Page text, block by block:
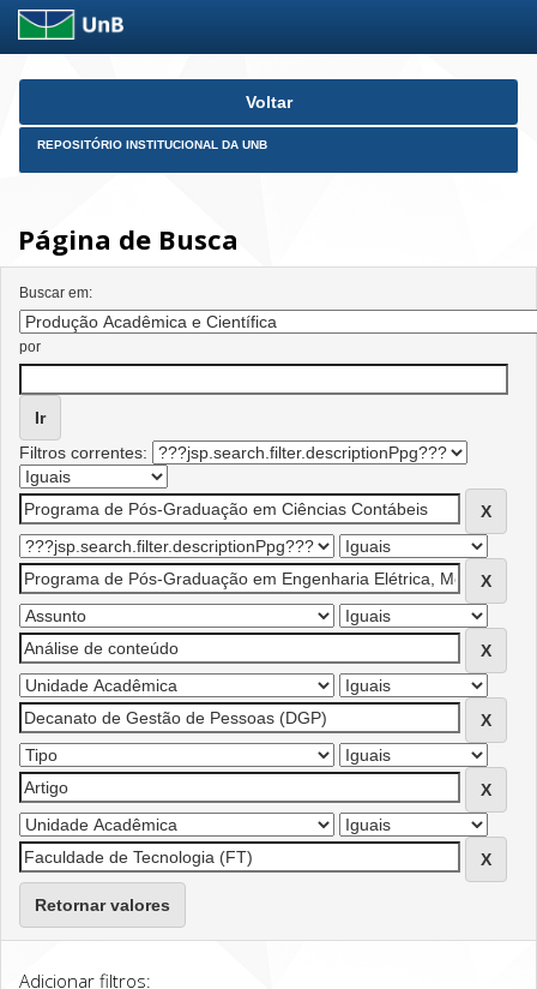
Skip
Voltar
REPOSITÓRIO INSTITUCIONAL DA UNB
Página de Busca
Buscar em:
por
Filtros correntes:
Retornar valores
Adicionar filtros: